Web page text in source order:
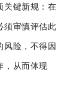
关键新规：在
须审慎评估此
风险，不得因
，从而体现